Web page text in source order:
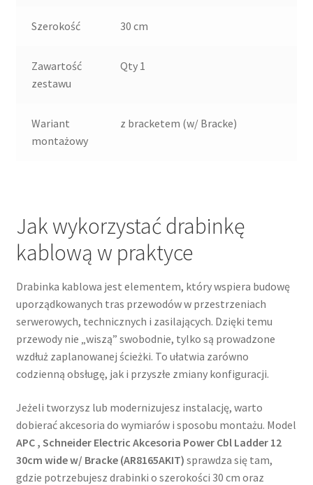
Szerokość 30 cm
Zawartość
zestawu
Qty 1
Wariant
montażowy
z bracketem (w/ Bracke)
Jak wykorzystać drabinkę
kablową w praktyce
Drabinka kablowa jest elementem, który wspiera budowę
uporządkowanych tras przewodów w przestrzeniach
serwerowych, technicznych i zasilających. Dzięki temu
przewody nie „wiszą” swobodnie, tylko są prowadzone
wzdłuż zaplanowanej ścieżki. To ułatwia zarówno
codzienną obsługę, jak i przyszłe zmiany konfiguracji.
Jeżeli tworzysz lub modernizujesz instalację, warto
dobierać akcesoria do wymiarów i sposobu montażu. Model
APC , Schneider Electric Akcesoria Power Cbl Ladder 12
30cm wide w/ Bracke (AR8165AKIT) sprawdza się tam,
gdzie potrzebujesz drabinki o szerokości 30 cm oraz